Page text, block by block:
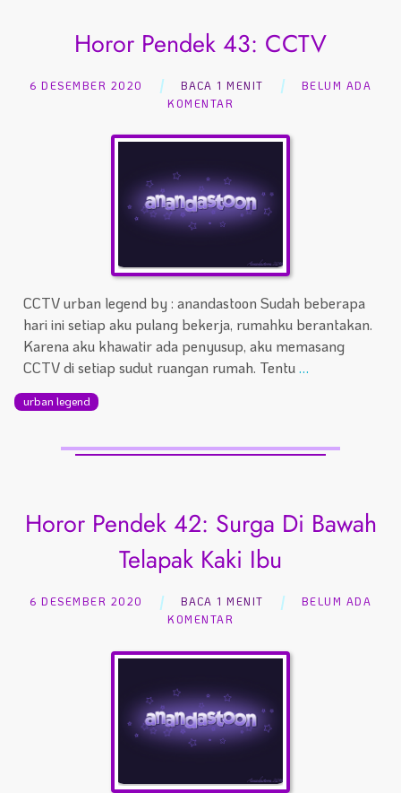
Horor Pendek 43: CCTV
6 DESEMBER 2020 BACA 1 MENIT
BELUM ADA
KOMENTAR
CCTV urban legend by : anandastoon Sudah beberapa
hari ini setiap aku pulang bekerja, rumahku berantakan.
Karena aku khawatir ada penyusup, aku memasang
CCTV di setiap sudut ruangan rumah. Tentu…
urban legend
Horor Pendek 42: Surga Di Bawah
Telapak Kaki Ibu
6 DESEMBER 2020 BACA 1 MENIT
BELUM ADA
KOMENTAR